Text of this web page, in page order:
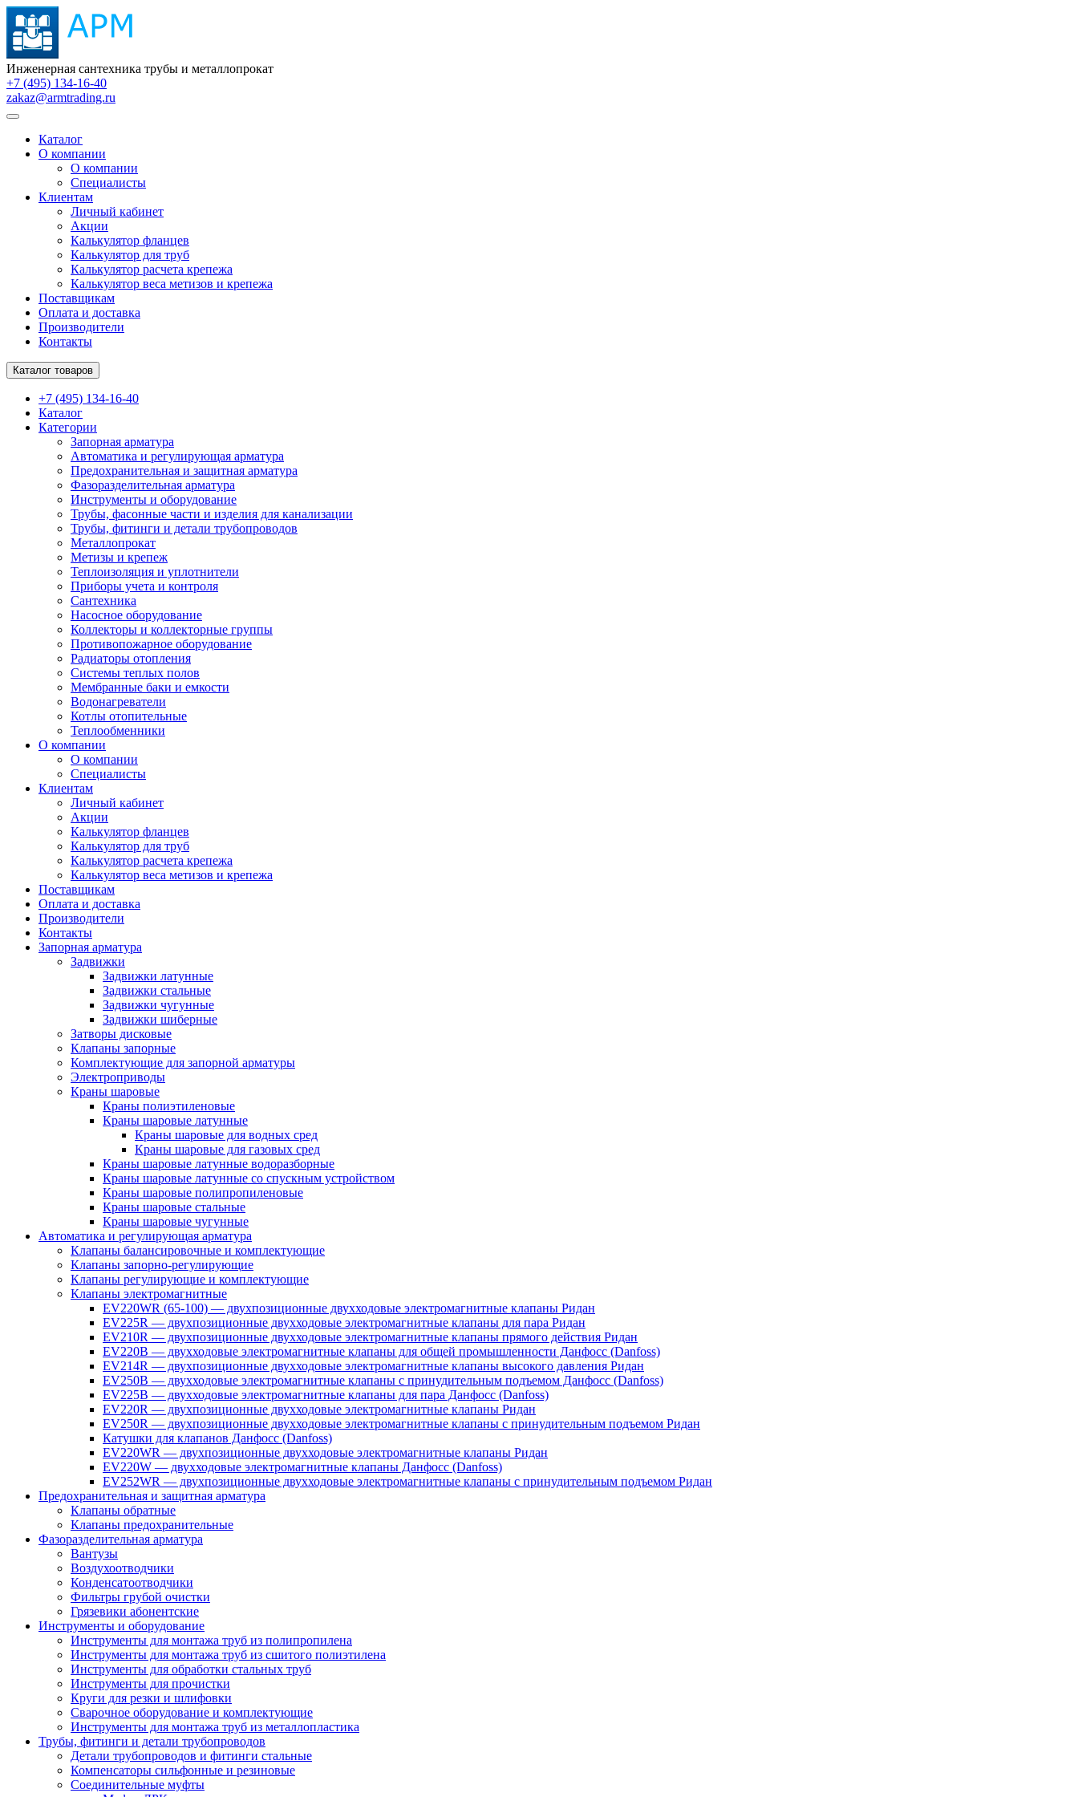
Инженерная сантехника трубы и металлопрокат
+7 (495) 134-16-40
zakaz@armtrading.ru
Каталог
О компании
О компании
Специалисты
Клиентам
Личный кабинет
Акции
Калькулятор фланцев
Калькулятор для труб
Калькулятор расчета крепежа
Калькулятор веса метизов и крепежа
Поставщикам
Оплата и доставка
Производители
Контакты
Каталог товаров
+7 (495) 134-16-40
Каталог
Категории
Запорная арматура
Автоматика и регулирующая арматура
Предохранительная и защитная арматура
Фазоразделительная арматура
Инструменты и оборудование
Трубы, фасонные части и изделия для канализации
Трубы, фитинги и детали трубопроводов
Металлопрокат
Метизы и крепеж
Теплоизоляция и уплотнители
Приборы учета и контроля
Сантехника
Насосное оборудование
Коллекторы и коллекторные группы
Противопожарное оборудование
Радиаторы отопления
Системы теплых полов
Мембранные баки и емкости
Водонагреватели
Котлы отопительные
Теплообменники
О компании
О компании
Специалисты
Клиентам
Личный кабинет
Акции
Калькулятор фланцев
Калькулятор для труб
Калькулятор расчета крепежа
Калькулятор веса метизов и крепежа
Поставщикам
Оплата и доставка
Производители
Контакты
Запорная арматура
Задвижки
Задвижки латунные
Задвижки стальные
Задвижки чугунные
Задвижки шиберные
Затворы дисковые
Клапаны запорные
Комплектующие для запорной арматуры
Электроприводы
Краны шаровые
Краны полиэтиленовые
Краны шаровые латунные
Краны шаровые для водных сред
Краны шаровые для газовых сред
Краны шаровые латунные водоразборные
Краны шаровые латунные со спускным устройством
Краны шаровые полипропиленовые
Краны шаровые стальные
Краны шаровые чугунные
Автоматика и регулирующая арматура
Клапаны балансировочные и комплектующие
Клапаны запорно-регулирующие
Клапаны регулирующие и комплектующие
Клапаны электромагнитные
EV220WR (65-100) — двухпозиционные двухходовые электромагнитные клапаны Ридан
EV225R — двухпозиционные двухходовые электромагнитные клапаны для пара Ридан
EV210R — двухпозиционные двухходовые электромагнитные клапаны прямого действия Ридан
EV220B — двухходовые электромагнитные клапаны для общей промышленности Данфосс (Danfoss)
EV214R — двухпозиционные двухходовые электромагнитные клапаны высокого давления Ридан
EV250B — двухходовые электромагнитные клапаны с принудительным подъемом Данфосс (Danfoss)
EV225B — двухходовые электромагнитные клапаны для пара Данфосс (Danfoss)
EV220R — двухпозиционные двухходовые электромагнитные клапаны Ридан
EV250R — двухпозиционные двухходовые электромагнитные клапаны с принудительным подъемом Ридан
Катушки для клапанов Данфосс (Danfoss)
EV220WR — двухпозиционные двухходовые электромагнитные клапаны Ридан
EV220W — двухходовые электромагнитные клапаны Данфосс (Danfoss)
EV252WR — двухпозиционные двухходовые электромагнитные клапаны с принудительным подъемом Ридан
Предохранительная и защитная арматура
Клапаны обратные
Клапаны предохранительные
Фазоразделительная арматура
Вантузы
Воздухоотводчики
Конденсатоотводчики
Фильтры грубой очистки
Грязевики абонентские
Инструменты и оборудование
Инструменты для монтажа труб из полипропилена
Инструменты для монтажа труб из сшитого полиэтилена
Инструменты для обработки стальных труб
Инструменты для прочистки
Круги для резки и шлифовки
Сварочное оборудование и комплектующие
Инструменты для монтажа труб из металлопластика
Трубы, фитинги и детали трубопроводов
Детали трубопроводов и фитинги стальные
Компенсаторы сильфонные и резиновые
Соединительные муфты